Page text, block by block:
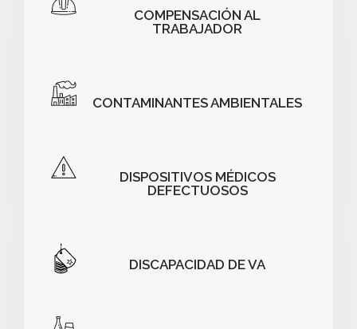
COMPENSACIÓN AL
TRABAJADOR
CONTAMINANTES AMBIENTALES
DISPOSITIVOS MÉDICOS
DEFECTUOSOS
DISCAPACIDAD DE VA